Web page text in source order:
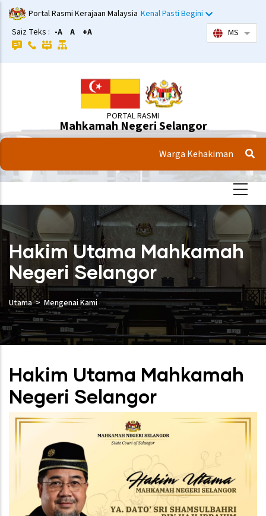
Langkau
ke
kandungan
utama
Portal Rasmi Kerajaan Malaysia Kenal Pasti Begini
Saiz Teks : -A A +A MS
PORTAL RASMI
Mahkamah Negeri Selangor
Warga Kehakiman
Hakim Utama Mahkamah
Negeri Selangor
Utama Mengenai Kami
Hakim Utama Mahkamah
Negeri Selangor